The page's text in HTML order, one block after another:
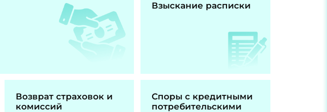
Взыскание расписки
Возврат страховок и
комиссий
Споры с кредитными
потребительскими